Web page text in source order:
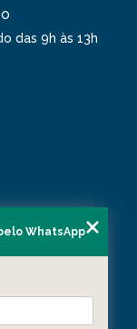
das 9h às 13h
WhatsApp